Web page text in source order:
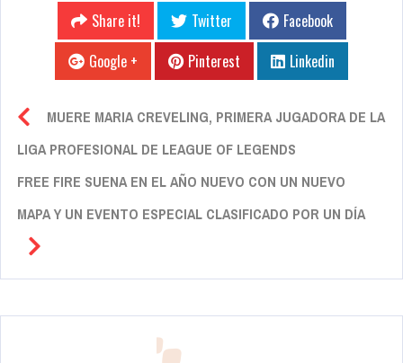
Share it! Twitter
Facebook
Google +
Pinterest Linkedin
MUERE MARIA CREVELING, PRIMERA JUGADORA DE LA
LIGA PROFESIONAL DE LEAGUE OF LEGENDS
FREE FIRE SUENA EN EL AÑO NUEVO CON UN NUEVO
MAPA Y UN EVENTO ESPECIAL CLASIFICADO POR UN DÍA